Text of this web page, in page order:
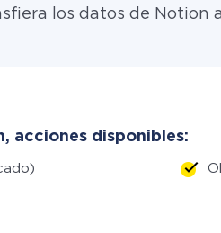
los datos de Notion
acciones disponibles: